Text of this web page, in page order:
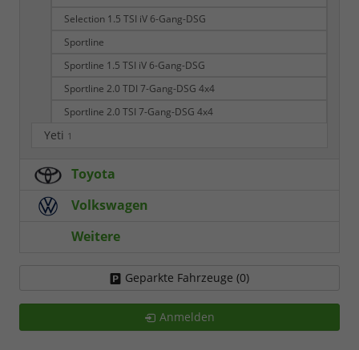
Selection 1.5 TSI iV 6-Gang-DSG
Sportline
Sportline 1.5 TSI iV 6-Gang-DSG
Sportline 2.0 TDI 7-Gang-DSG 4x4
Sportline 2.0 TSI 7-Gang-DSG 4x4
Yeti 1
Toyota
Volkswagen
Weitere
Geparkte Fahrzeuge (0)
Anmelden